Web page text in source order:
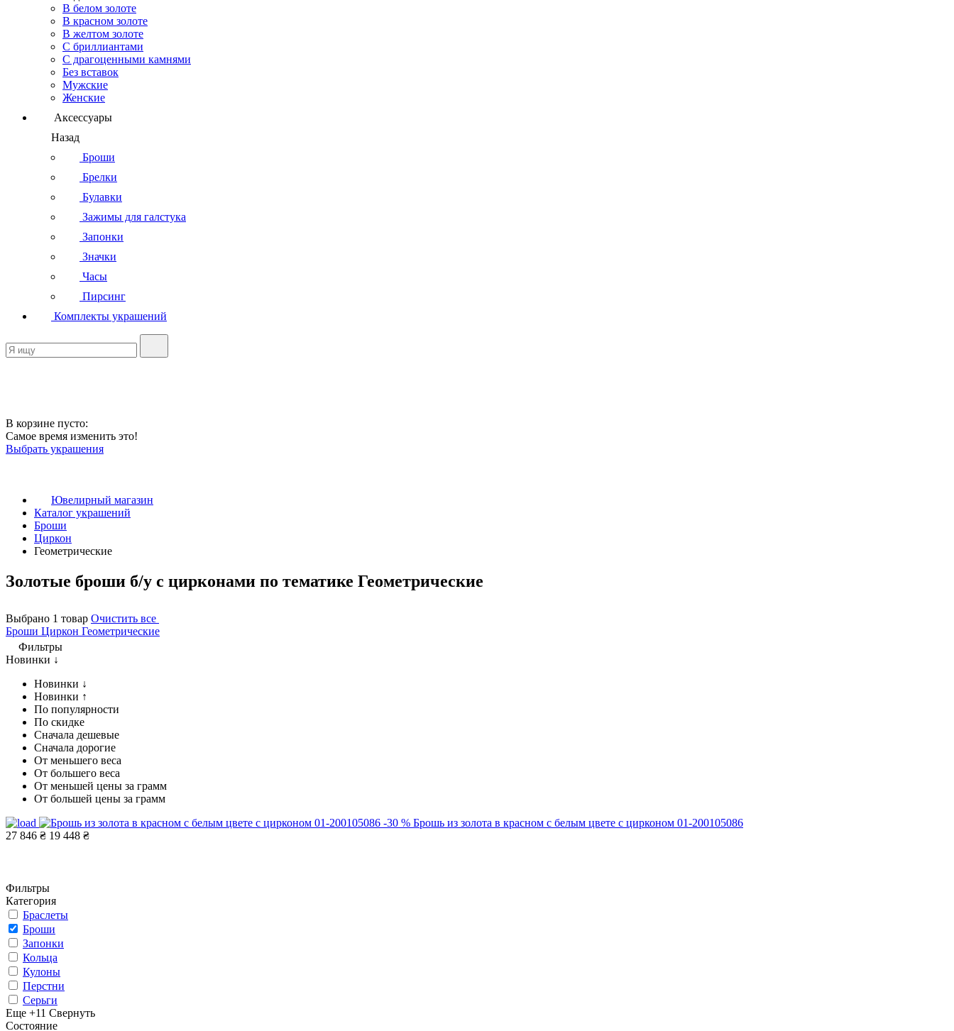
В белом золоте
В красном золоте
В желтом золоте
С бриллиантами
С драгоценными камнями
Без вставок
Мужские
Женские
Аксессуары
Назад
Броши
Брелки
Булавки
Зажимы для галстука
Запонки
Значки
Часы
Пирсинг
Комплекты украшений
В корзине пусто:
Самое время изменить это!
Выбрать украшения
Ювелирный магазин
Каталог украшений
Броши
Циркон
Геометрические
Золотые броши б/у с цирконами по тематике Геометрические
Выбрано 1 товар Очистить все
Броши Циркон Геометрические
Фильтры
Новинки ↓
Новинки ↓
Новинки ↑
По популярности
По скидке
Сначала дешевые
Сначала дорогие
От меньшего веса
От большего веса
От меньшей цены за грамм
От большей цены за грамм
-30 % Брошь из золота в красном с белым цвете с цирконом 01-200105086
27 846 ₴ 19 448 ₴
Фильтры
Категория
Браслеты
Броши
Запонки
Кольца
Кулоны
Перстни
Серьги
Еще +11 Свернуть
Состояние